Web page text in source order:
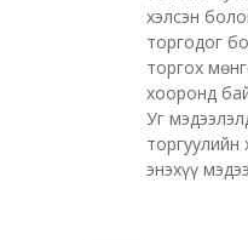
хэлсэн
торгодог
торгох
хооронд
Уг
торгуулийн
энэхүү